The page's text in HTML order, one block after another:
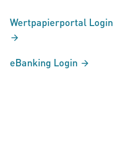
Wertpapierportal Login
eBanking Login